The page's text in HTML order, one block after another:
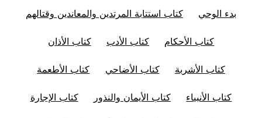
بدء الوحي كتاب استتابة المرتدين والمعاندين وقتالهم
كتاب الأحكام كتاب الأدب كتاب الأذان
كتاب الأشربة كتاب الأضاحي كتاب الأطعمة
كتاب الأنبياء كتاب الأيمان والنذور كتاب الإجارة